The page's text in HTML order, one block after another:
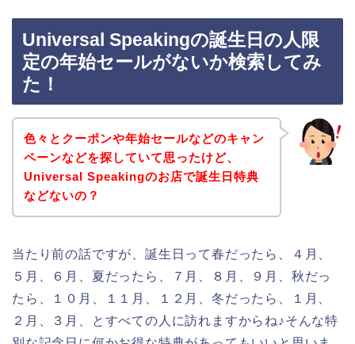
Universal Speakingの誕生日の人限
定の年始セールがないか検索してみ
た！
色々とクーポンや年始セールなどのキャン
ペーンなどを探していて思ったけど、
Universal Speakingのお店で誕生日特典
などないの？
当たり前の話ですが、誕生日って春だったら、４月、
５月、６月、夏だったら、７月、８月、９月、秋だっ
たら、１０月、１１月、１２月、冬だったら、１月、
２月、３月、とすべての人に訪れますからね♪そんな特